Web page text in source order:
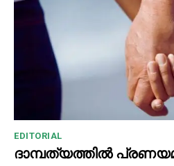
EDITORIAL
ദാമ്പത്യത്തിൽ